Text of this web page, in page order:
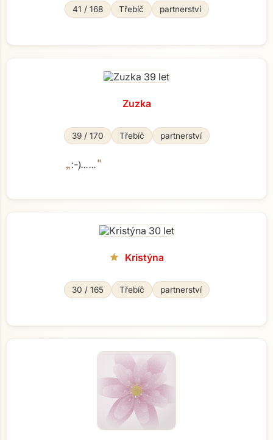
41 / 168 Třebíč partnerství
Zuzka
39 / 170 Třebíč partnerství
„:-)......"
star Kristýna
30 / 165 Třebíč partnerství